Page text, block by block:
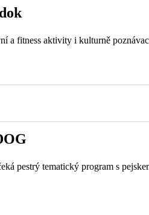
a fitness aktivity i kulturně
pestrý tematický program s